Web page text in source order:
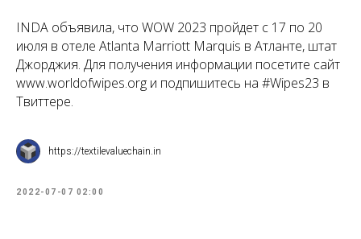
INDA объявила, что WOW 2023 пройдет с 17 по 20
июля в отеле Atlanta Marriott Marquis в Атланте, штат
Джорджия. Для получения информации посетите сайт
www.worldofwipes.org и подпишитесь на #Wipes23 в
Твиттере.
https://textilevaluechain.in
2022-07-07 02:00